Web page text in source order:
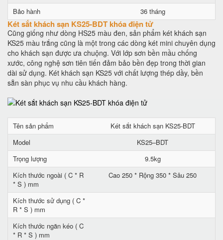
Bảo hành
36 tháng
Két sắt khách sạn KS25-BDT khóa điện tử
Cũng giống như dòng HS25 màu đen, sản phẩm két khách sạn
KS25 màu trắng cũng là một trong các dòng két mini chuyên dụng
cho khách sạn được ưa chuộng. Với lớp sơn bền mầu chống
xước, công nghệ sơn tiên tiến đảm bảo bền đẹp trong thời gian
dài sử dụng. Két khách sạn KS25 với chất lượng thép dầy, bền
sẵn sàn phục vụ nhu cầu khách hàng.
Tên sản phẩm
Két sắt khách sạn KS25-BDT
Model
KS25–BDT
Trọng lượng
9.5kg
Kích thước ngoài ( C * R
* S ) mm
Cao 250 * Rộng 350 * Sâu 250
Kích thước sử dụng ( C *
R * S ) mm
Kích thước ngăn kéo ( C
* R * S ) mm